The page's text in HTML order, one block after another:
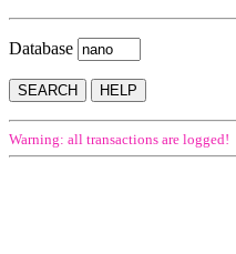
Database
Warning: all transactions are logged!